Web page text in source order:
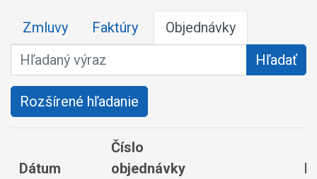
Zmluvy Faktúry
Objednávky
Hľadaný výraz
Hľadať
Rozšírené hľadanie
Dátum
Číslo
objednávky